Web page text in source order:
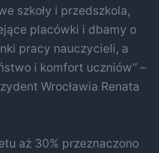
szkoły i przedszkola,
placówki i dbamy o
pracy nauczycieli, a
i komfort uczniów” –
Wrocławia Renata
aż 30% przeznaczono